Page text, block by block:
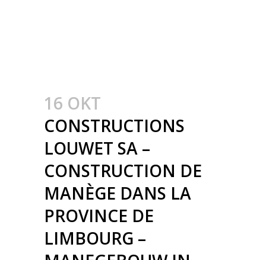
16 OKT
CONSTRUCTIONS
LOUWET SA –
CONSTRUCTION DE
MANÈGE DANS LA
PROVINCE DE
LIMBOURG –